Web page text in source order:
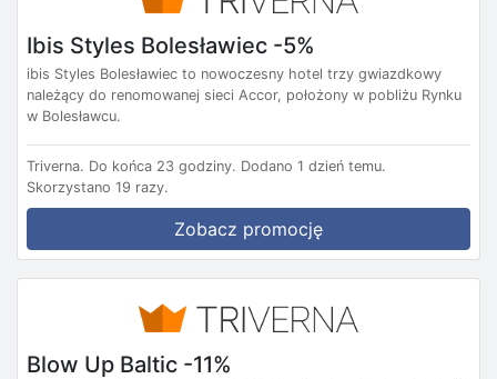
Ibis Styles Bolesławiec -5%
ibis Styles Bolesławiec to nowoczesny hotel trzy gwiazdkowy
należący do renomowanej sieci Accor, położony w pobliżu Rynku
w Bolesławcu.
Triverna. Do końca 23 godziny. Dodano 1 dzień temu.
Skorzystano 19 razy.
Zobacz promocję
Blow Up Baltic -11%